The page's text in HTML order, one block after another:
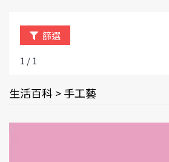
篩選
1 / 1
生活百科 > 手工藝